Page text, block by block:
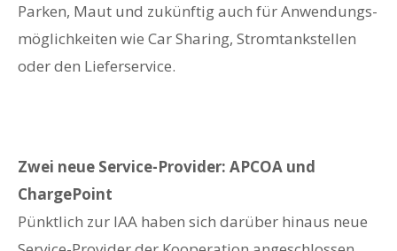
Parken, Maut und zukünftig auch für Anwendungs­
möglichkeiten wie Car Sharing, Stromtankstellen
oder den Lieferservice.
Zwei neue Service-Provider: APCOA und
ChargePoint
Pünktlich zur IAA haben sich darüber hinaus neue